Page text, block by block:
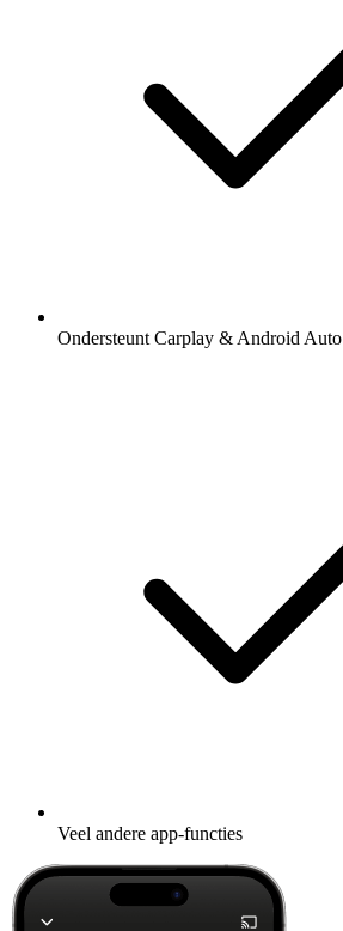
Ondersteunt Carplay & Android Auto
Veel andere app-functies